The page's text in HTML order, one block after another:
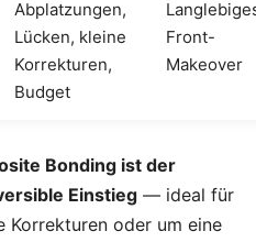
Abplatzungen,
Lücken, kleine
Korrekturen,
Budget
Front-
Makeover
Bonding ist der
Einstieg — ideal für
Korrekturen oder um eine